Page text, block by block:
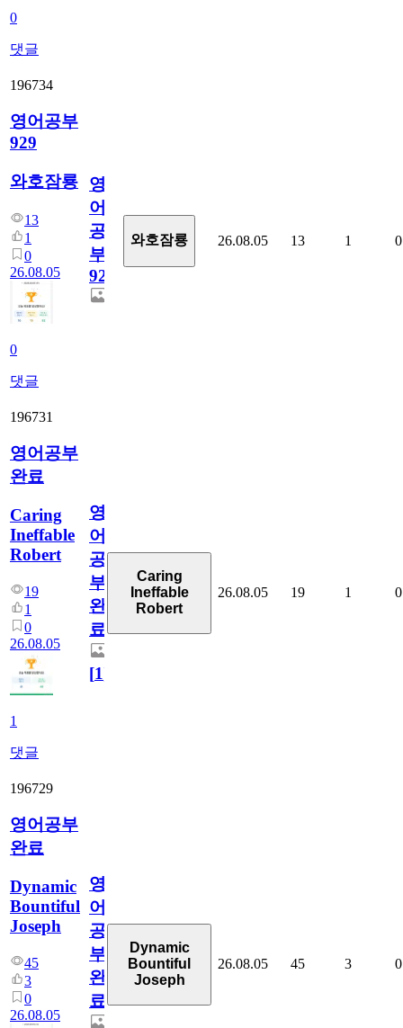
0
댓글
196734
영어공부
929
와호잠룡
13
1
0
26.08.05
0
댓글
영
어
공
부
929
와호잠룡 26.08.05 13 1 0
196731
영어공부
완료
Caring
Ineffable
Robert
19
1
0
26.08.05
1
댓글
영
어
공
부
완
료
[1]
Caring
Ineffable
Robert
26.08.05 19 1 0
196729
영어공부
완료
Dynamic
Bountiful
Joseph
45
3
0
26.08.05
영
어
공
부
완
료
Dynamic
Bountiful
Joseph
26.08.05 45 3 0